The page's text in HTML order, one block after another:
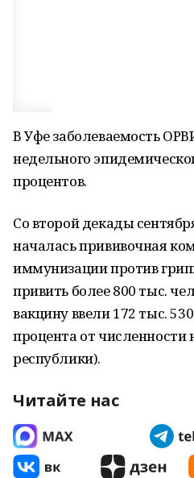
В Уфе заболеваемость
недельного
процентов.
Со второй декады
началась прививочная
иммунизации против
привить более 800 тыс.
вакцину ввели 172 тыс.
процента от численности
республики).
Читайте нас